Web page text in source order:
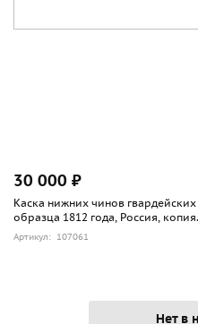
30 000 ₽
Каска нижних чинов
образца 1812 года, Россия,
Артикул: 107061
Нет в